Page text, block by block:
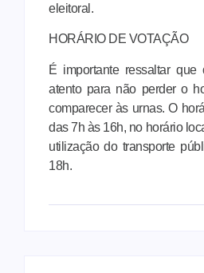
eleitoral.
HORÁRIO DE VOTAÇÃO
É importante ressaltar
atento para não perder o
comparecer às urnas. O
das 7h às 16h, no horário
utilização do transporte
18h.